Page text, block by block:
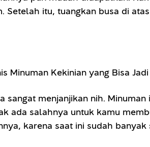
itu, tuangkan busa di
sangat menjanjikan nih.
ada salahnya untuk kamu
karena saat ini sudah